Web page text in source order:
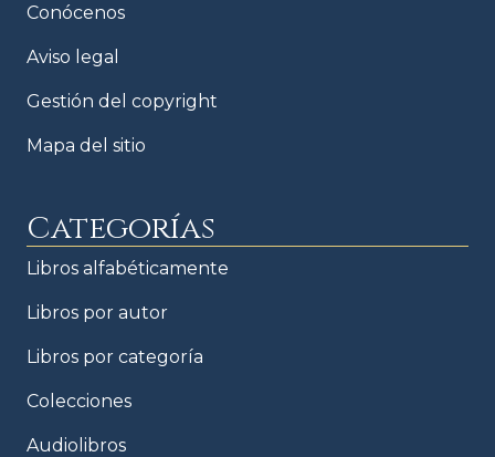
Conócenos
Aviso legal
Gestión del copyright
Mapa del sitio
Categorías
Libros alfabéticamente
Libros por autor
Libros por categoría
Colecciones
Audiolibros